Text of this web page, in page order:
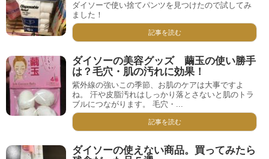
ダイソーで使い捨てパンツを見つけたので試してみ
ました！
記事を読む
ダイソーの美容グッズ 繭玉の使い勝手
は？毛穴・肌の汚れに効果！
紫外線の強いこの季節、お肌のケアは大事ですよ
ね。 汗や皮脂汚れはしっかり落とさないと肌のトラ
ブルにつながります。 毛穴・...
記事を読む
ダイソーの使えない商品。買ってみたら